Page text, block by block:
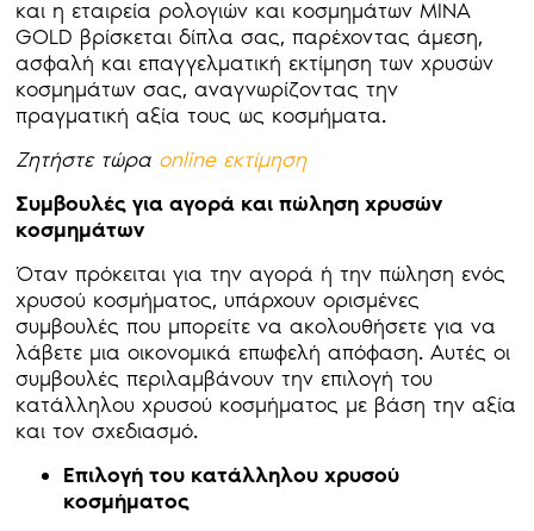
και η εταιρεία ρολογιών και κοσμημάτων MINA
GOLD βρίσκεται δίπλα σας, παρέχοντας άμεση,
ασφαλή και επαγγελματική εκτίμηση των χρυσών
κοσμημάτων σας, αναγνωρίζοντας την
πραγματική αξία τους ως κοσμήματα.
Ζητήστε τώρα online εκτίμηση
Συμβουλές για αγορά και πώληση χρυσών
κοσμημάτων
Όταν πρόκειται για την αγορά ή την πώληση ενός
χρυσού κοσμήματος, υπάρχουν ορισμένες
συμβουλές που μπορείτε να ακολουθήσετε για να
λάβετε μια οικονομικά επωφελή απόφαση. Αυτές οι
συμβουλές περιλαμβάνουν την επιλογή του
κατάλληλου χρυσού κοσμήματος με βάση την αξία
και τον σχεδιασμό.
Επιλογή του κατάλληλου χρυσού
κοσμήματος